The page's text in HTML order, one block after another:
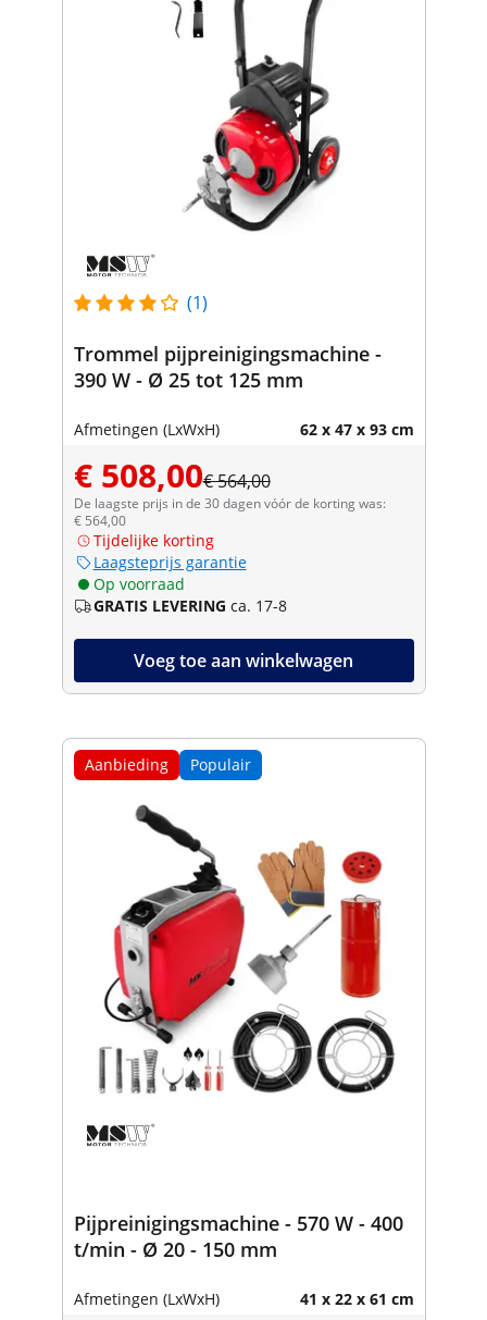
(1)
Trommel pijpreinigingsmachine -
390 W - Ø 25 tot 125 mm
Afmetingen (LxWxH) 62 x 47 x 93 cm
€ 508,00€ 564,00
De laagste prijs in de 30 dagen vóór de korting was:
€ 564,00
Tijdelijke korting
Laagsteprijs garantie
Op voorraad
GRATIS LEVERING ca. 17-8
Voeg toe aan winkelwagen
Aanbieding Populair
Pijpreinigingsmachine - 570 W - 400
t/min - Ø 20 - 150 mm
Afmetingen (LxWxH) 41 x 22 x 61 cm